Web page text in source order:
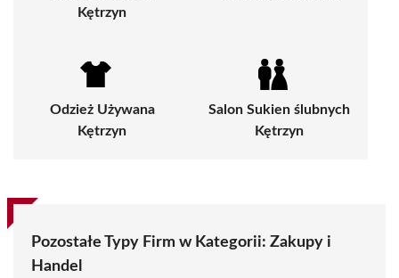
Kętrzyn
Odzież Używana
Kętrzyn
Salon Sukien ślubnych
Kętrzyn
Pozostałe Typy Firm w Kategorii: Zakupy i
Handel